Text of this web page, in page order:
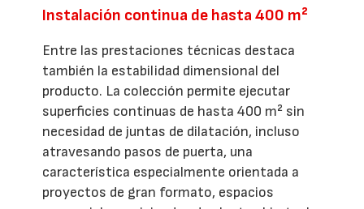
Instalación continua de hasta 400 m²
Entre las prestaciones técnicas destaca
también la estabilidad dimensional del
producto. La colección permite ejecutar
superficies continuas de hasta 400 m² sin
necesidad de juntas de dilatación, incluso
atravesando pasos de puerta, una
característica especialmente orientada a
proyectos de gran formato, espacios